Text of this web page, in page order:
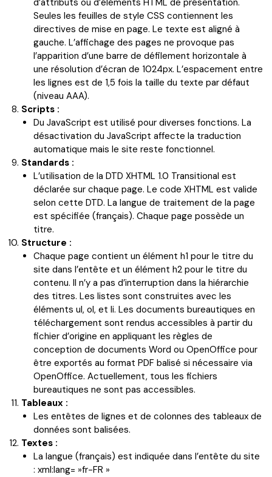
d’attributs ou d’éléments HTML de présentation.
Seules les feuilles de style CSS contiennent les
directives de mise en page. Le texte est aligné à
gauche. L’affichage des pages ne provoque pas
l’apparition d’une barre de défilement horizontale à
une résolution d’écran de 1024px. L’espacement entre
les lignes est de 1,5 fois la taille du texte par défaut
(niveau AAA).
Scripts :
Du JavaScript est utilisé pour diverses fonctions. La
désactivation du JavaScript affecte la traduction
automatique mais le site reste fonctionnel.
Standards :
L’utilisation de la DTD XHTML 1.0 Transitional est
déclarée sur chaque page. Le code XHTML est valide
selon cette DTD. La langue de traitement de la page
est spécifiée (français). Chaque page possède un
titre.
Structure :
Chaque page contient un élément h1 pour le titre du
site dans l’entête et un élément h2 pour le titre du
contenu. Il n’y a pas d’interruption dans la hiérarchie
des titres. Les listes sont construites avec les
éléments ul, ol, et li. Les documents bureautiques en
téléchargement sont rendus accessibles à partir du
fichier d’origine en appliquant les règles de
conception de documents Word ou OpenOffice pour
être exportés au format PDF balisé si nécessaire via
OpenOffice. Actuellement, tous les fichiers
bureautiques ne sont pas accessibles.
Tableaux :
Les entêtes de lignes et de colonnes des tableaux de
données sont balisées.
Textes :
La langue (français) est indiquée dans l’entête du site
: xml:lang= »fr-FR »